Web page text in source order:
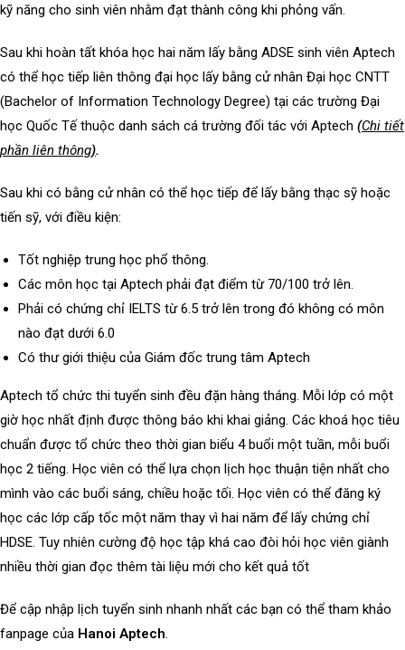
kỹ năng cho sinh viên nhằm đạt thành công khi phỏng vấn.
Sau khi hoàn tất khóa học hai năm lấy bằng ADSE sinh viên Aptech
có thể học tiếp liên thông đại học lấy bằng cử nhân Đại học CNTT
(Bachelor of Information Technology Degree) tại các trường Đại
học Quốc Tế thuộc danh sách cá trường đối tác với Aptech (Chi tiết
phần liên thông).
Sau khi có bằng cử nhân có thể học tiếp để lấy bằng thạc sỹ hoặc
tiến sỹ, với điều kiện:
Tốt nghiệp trung học phổ thông.
Các môn học tại Aptech phải đạt điểm từ 70/100 trở lên.
Phải có chứng chỉ IELTS từ 6.5 trở lên trong đó không có môn
nào đạt dưới 6.0
Có thư giới thiệu của Giám đốc trung tâm Aptech
Aptech tổ chức thi tuyển sinh đều đặn hàng tháng. Mỗi lớp có một
giờ học nhất định được thông báo khi khai giảng. Các khoá học tiêu
chuẩn được tổ chức theo thời gian biểu 4 buổi một tuần, mỗi buổi
học 2 tiếng. Học viên có thể lựa chọn lịch học thuận tiện nhất cho
mình vào các buổi sáng, chiều hoặc tối. Học viên có thể đăng ký
học các lớp cấp tốc một năm thay vì hai năm để lấy chứng chỉ
HDSE. Tuy nhiên cường độ học tập khá cao đòi hỏi học viên giành
nhiều thời gian đọc thêm tài liệu mới cho kết quả tốt
Để cập nhập lịch tuyển sinh nhanh nhất các bạn có thể tham khảo
fanpage của Hanoi Aptech.